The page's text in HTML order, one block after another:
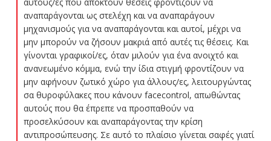
αναπαράγονται ως στελέχη και να αναπαράγουν
μηχανισμούς για να αναπαράγονται και αυτοί, μέχρι να
μην μπορούν να ζήσουν μακριά από αυτές τις θέσεις. Και
γίνονται γραφικοί/ες, όταν μιλούν για ένα ανοιχτό και
ανανεωμένο κόμμα, ενώ την ίδια στιγμή φροντίζουν να
μην αφήνουν ζωτικό χώρο για άλλους/ες, λειτουργώντας
σα θυροφύλακες που κάνουν facecontrol, απωθώντας
αυτούς που θα έπρεπε να προσπαθούν να
προσελκύσουν και αναπαράγοντας την κρίση
αντιπροσώπευσης. Σε αυτό το πλαίσιο γίνεται σαφές γιατί